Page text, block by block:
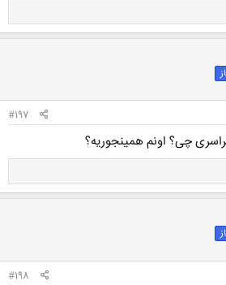
#197
چی؟ اونم همینجوریه؟
#198